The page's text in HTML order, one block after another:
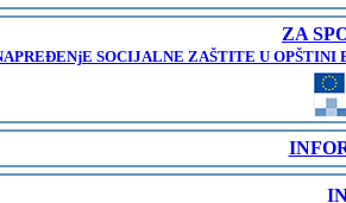
ZA
SOCIJALNE ZAŠTITE U OPŠTINI